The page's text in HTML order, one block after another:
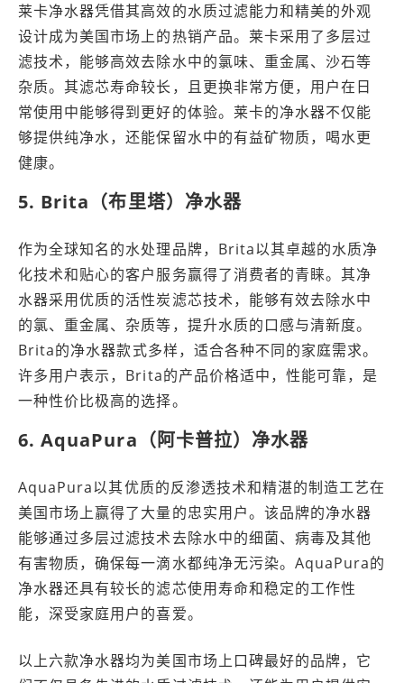
莱卡净水器凭借其高效的水质过滤能力和精美的外观
设计成为美国市场上的热销产品。莱卡采用了多层过
滤技术，能够高效去除水中的氯味、重金属、沙石等
杂质。其滤芯寿命较长，且更换非常方便，用户在日
常使用中能够得到更好的体验。莱卡的净水器不仅能
够提供纯净水，还能保留水中的有益矿物质，喝水更
健康。
5. Brita（布里塔）净水器
作为全球知名的水处理品牌，Brita以其卓越的水质净
化技术和贴心的客户服务赢得了消费者的青睐。其净
水器采用优质的活性炭滤芯技术，能够有效去除水中
的氯、重金属、杂质等，提升水质的口感与清新度。
Brita的净水器款式多样，适合各种不同的家庭需求。
许多用户表示，Brita的产品价格适中，性能可靠，是
一种性价比极高的选择。
6. AquaPura（阿卡普拉）净水器
AquaPura以其优质的反渗透技术和精湛的制造工艺在
美国市场上赢得了大量的忠实用户。该品牌的净水器
能够通过多层过滤技术去除水中的细菌、病毒及其他
有害物质，确保每一滴水都纯净无污染。AquaPura的
净水器还具有较长的滤芯使用寿命和稳定的工作性
能，深受家庭用户的喜爱。
以上六款净水器均为美国市场上口碑最好的品牌，它